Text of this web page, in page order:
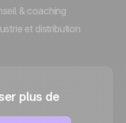
& coaching
et distribution
plus de